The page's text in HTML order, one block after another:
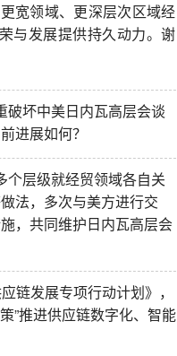
宽领域、更深层次区域经
与发展提供持久动力。谢
破坏中美日内瓦高层会谈
进展如何？
个层级就经贸领域各自关
法，多次与美方进行交
，共同维护日内瓦高层会
链发展专项行动计划》，
”推进供应链数字化、智能